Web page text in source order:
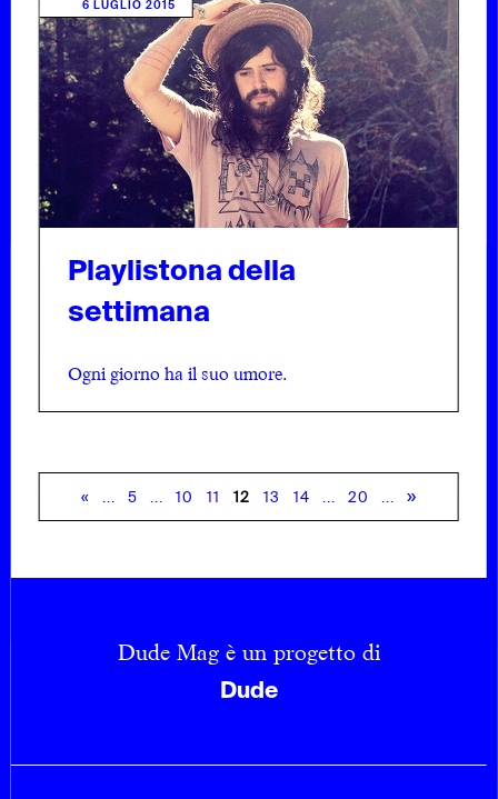
6 LUGLIO 2015
Playlistona della
settimana
Ogni giorno ha il suo umore.
« ... 5 ... 10 11 12 13 14 ... 20 ... »
Dude Mag è un progetto di
Dude